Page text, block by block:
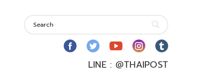
LINE : @THAIPOST